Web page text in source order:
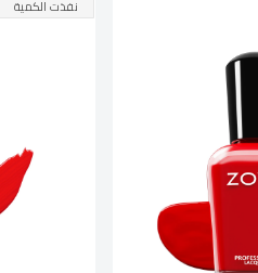
نفذت الكمية